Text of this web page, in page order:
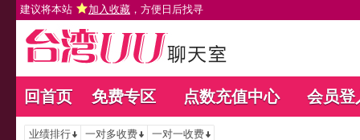
建议将本站 加入收藏 ，方便日后找寻
回首页 免费专区 点数充值中心 会员登
业绩排行 一对多收费 一对一收费